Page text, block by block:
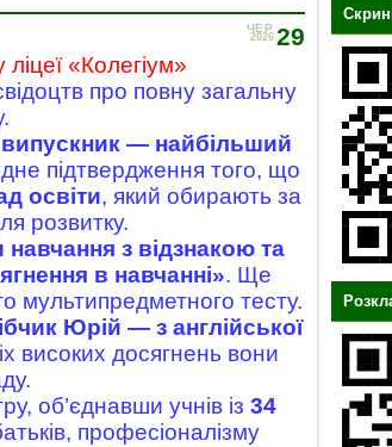
29
ЧЕР
2026
«Колегіум»
про повну загальну
— найбільший
підтвердження того, що
освіти, який обирають за
розвитку.
з відзнакою та
в навчанні». Ще
мультипредметного тесту.
Юрій — з англійської
високих досягнень вони
об’єднавши учнів із 34
професіоналізму